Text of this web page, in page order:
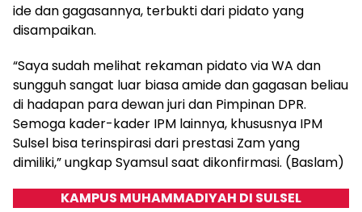
ide dan gagasannya, terbukti dari pidato yang
disampaikan.
“Saya sudah melihat rekaman pidato via WA dan
sungguh sangat luar biasa amide dan gagasan beliau
di hadapan para dewan juri dan Pimpinan DPR.
Semoga kader-kader IPM lainnya, khususnya IPM
Sulsel bisa terinspirasi dari prestasi Zam yang
dimiliki,” ungkap Syamsul saat dikonfirmasi. (Baslam)
KAMPUS MUHAMMADIYAH DI SULSEL